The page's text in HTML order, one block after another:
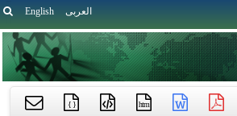
English العربی
htm
{ }